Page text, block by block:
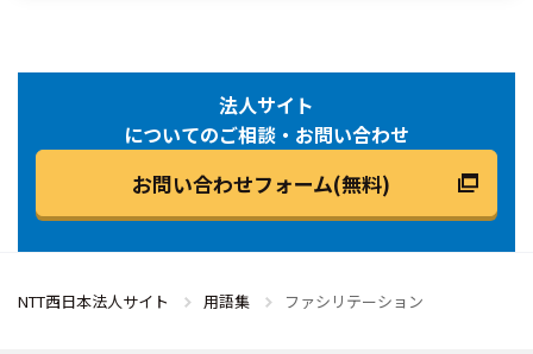
法人サイト
についてのご相談・お問い合わせ
お問い合わせフォーム(無料)
NTT西日本法人サイト 用語集 ファシリテーション